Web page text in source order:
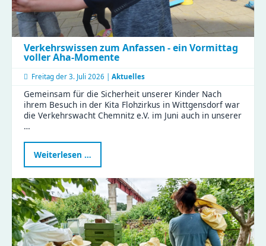
Verkehrswissen zum Anfassen - ein Vormittag
voller Aha-Momente
Freitag der 3. Juli 2026 | Aktuelles
Gemeinsam für die Sicherheit unserer Kinder Nach
ihrem Besuch in der Kita Flohzirkus in Wittgensdorf war
die Verkehrswacht Chemnitz e.V. im Juni auch in unserer
…
Weiterlesen …
zum
Anfassen
-
ein
Vormittag
voller
Aha-
Momente